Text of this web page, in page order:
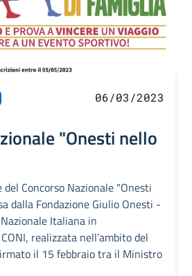
06/03/2023
"Onesti nello
Concorso Nazionale "Onesti
dalla Fondazione Giulio Onesti -
Italiana in
realizzata nell’ambito del
il 15 febbraio tra il Ministro